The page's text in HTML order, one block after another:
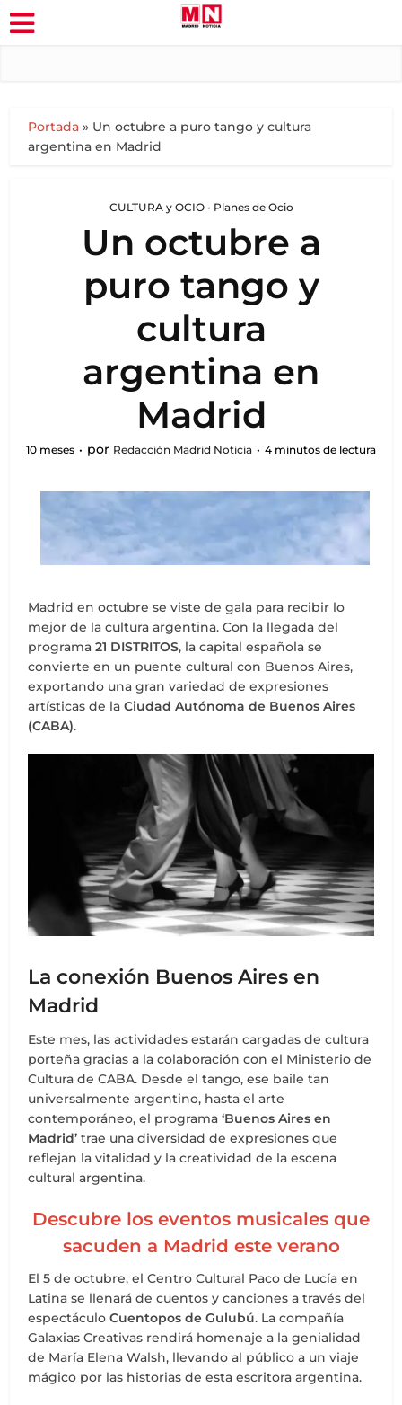
Portada » Un octubre a puro tango y cultura
argentina en Madrid
CULTURA y OCIO • Planes de Ocio
Un octubre a
puro tango y
cultura
argentina en
Madrid
10 meses por Redacción Madrid Noticia 4 minutos de lectura
Madrid en octubre se viste de gala para recibir lo
mejor de la cultura argentina. Con la llegada del
programa21 DISTRITOS, la capital española se
convierte en un puente cultural con Buenos Aires,
exportando una gran variedad de expresiones
artísticas de laCiudad Autónoma de Buenos Aires
(CABA).
La conexión Buenos Aires en
Madrid
Este mes, las actividades estarán cargadas de cultura
porteña gracias a la colaboración con el Ministerio de
Cultura de CABA. Desde el tango, ese baile tan
universalmente argentino, hasta el arte
contemporáneo, el programa‘Buenos Aires en
Madrid’ trae una diversidad de expresiones que
reflejan la vitalidad y la creatividad de la escena
cultural argentina.
Descubre los eventos musicales que
sacuden a Madrid este verano
El 5 de octubre, el Centro Cultural Paco de Lucía en
Latina se llenará de cuentos y canciones a través del
espectáculoCuentopos de Gulubú. La compañía
Galaxias Creativas rendirá homenaje a la genialidad
de María Elena Walsh, llevando al público a un viaje
mágico por las historias de esta escritora argentina.